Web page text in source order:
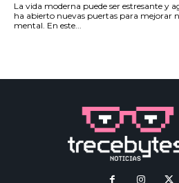
La vida moderna puede ser estresante y
ha abierto nuevas puertas para mejorar
mental. En este...